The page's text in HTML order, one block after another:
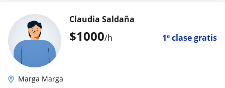
$1000/h 1ª clase gratis
Claudia Saldaña
Marga Marga